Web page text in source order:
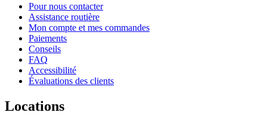
Pour nous contacter
Assistance routière
Mon compte et mes commandes
Paiements
Conseils
FAQ
Accessibilité
Évaluations des clients
Locations